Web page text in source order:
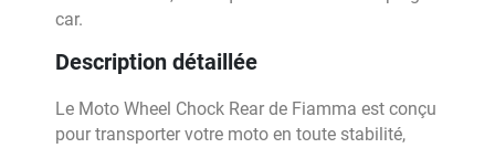
car.
Description détaillée
Le Moto Wheel Chock Rear de Fiamma est conçu
pour transporter votre moto en toute stabilité,